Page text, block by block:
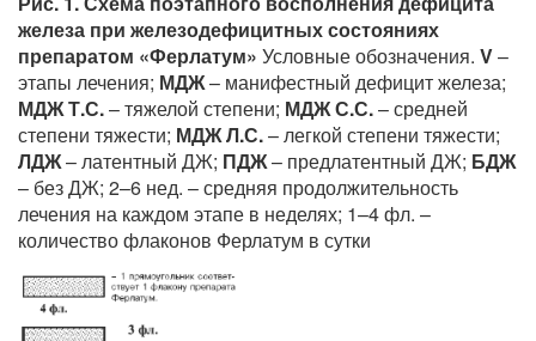
железа при железодефицитных состояниях
препаратом «Ферлатум» Условные обозначения. V–
этапы лечения; МДЖ– манифестный дефицит железа;
МДЖ Т.С.– тяжелой степени; МДЖ С.С.– средней
степени тяжести; МДЖ Л.С.– легкой степени тяжести;
ЛДЖ– латентный ДЖ; ПДЖ– предлатентный ДЖ; БДЖ
– без ДЖ; 2–6 нед. – средняя продолжительность
лечения на каждом этапе в неделях; 1–4 фл. –
количество флаконов Ферлатум в сутки